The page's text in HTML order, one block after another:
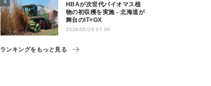
HBAが次世代バイオマス植
物の初収穫を実施 - 北海道が
舞台のIT×GX
2026/05/28 07:00
ランキングをもっと見る